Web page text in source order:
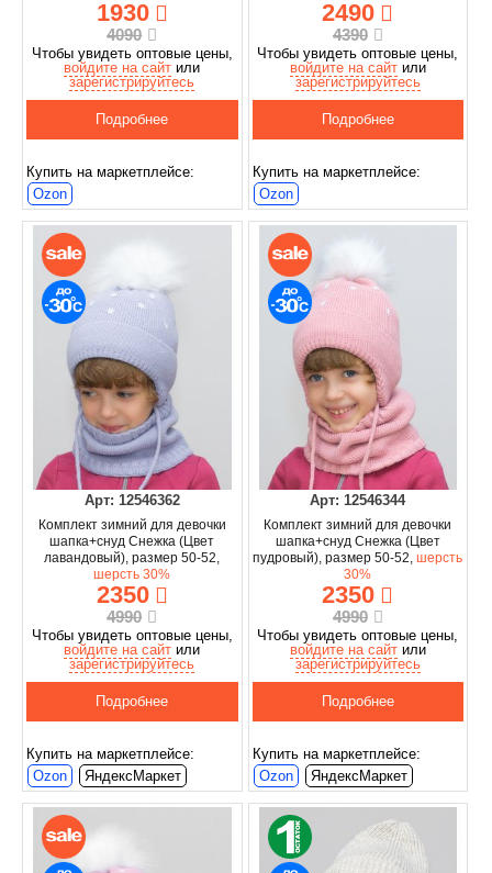
1930
4090
Чтобы увидеть оптовые цены,
войдите на сайт или
зарегистрируйтесь
Подробнее
Купить на маркетплейсе:
Ozon
2490
4390
Чтобы увидеть оптовые цены,
войдите на сайтили
зарегистрируйтесь
Подробнее
Купить на маркетплейсе:
Ozon
Арт: 12546362
Комплект зимний для девочки
шапка+снуд Снежка (Цвет
лавандовый), размер 50-52,
шерсть 30%
2350
4990
Чтобы увидеть оптовые цены,
войдите на сайт или
зарегистрируйтесь
Подробнее
Купить на маркетплейсе:
Ozon
ЯндексМаркет
Арт: 12546344
Комплект зимний для девочки
шапка+снуд Снежка (Цвет
пудровый), размер 50-52,шерсть
30%
2350
4990
Чтобы увидеть оптовые цены,
войдите на сайтили
зарегистрируйтесь
Подробнее
Купить на маркетплейсе:
Ozon
ЯндексМаркет